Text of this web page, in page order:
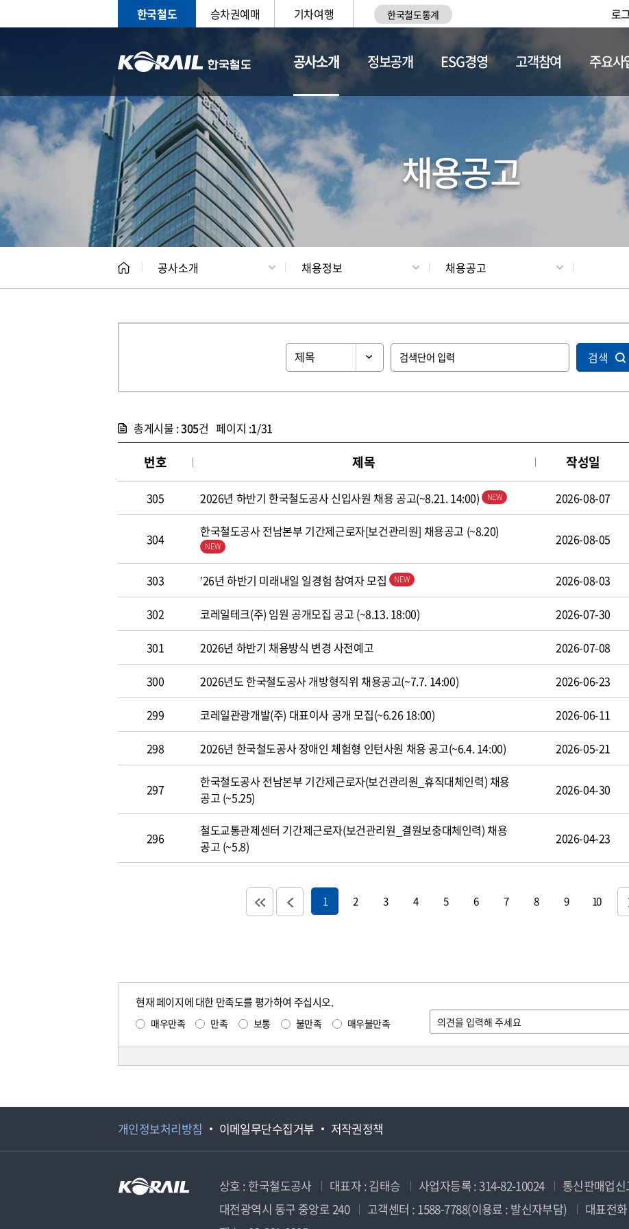
한국철도 승차권예매 기차여행 한국철도통계 로
공사소개
CEO 일반현황 채용정보
정보공개 ESG경영 고객참여 주요사
채용공고
공사소개 채용정보 채용공고
검색
총게시물 :305건 페이지 :1/31
번호 제목 작성일
305 2026년 하반기 한국철도공사 신입사원 채용 공고(~8.21. 14:00) 2026-08-07
304 한국철도공사 전남본부 기간제근로자[보건관리원] 채용공고 (~8.20) 2026-08-05
303 ’26년 하반기 미래내일 일경험 참여자 모집 2026-08-03
302 코레일테크(주) 임원 공개모집 공고 (~8.13. 18:00) 2026-07-30
301 2026년 하반기 채용방식 변경 사전예고 2026-07-08
300 2026년도 한국철도공사 개방형직위 채용공고(~7.7. 14:00) 2026-06-23
299 코레일관광개발(주) 대표이사 공개 모집(~6.26 18:00) 2026-06-11
298 2026년 한국철도공사 장애인 체험형 인턴사원 채용 공고(~6.4. 14:00) 2026-05-21
297
한국철도공사 전남본부 기간제근로자(보건관리원_휴직대체인력) 채용
공고 (~5.25)
2026-04-30
296
철도교통관제센터 기간제근로자(보건관리원_결원보충대체인력) 채용
공고 (~5.8)
2026-04-23
1 2 3 4 5 6 7 8 9 10
현재 페이지에 대한 만족도를 평가하여 주십시오.
매우만족 만족 보통 불만족 매우불만족
개인정보처리방침 이메일무단수집거부 저작권정책
상호 : 한국철도공사 대표자 : 김태승 사업자등록 : 314-82-10024
통신판매업
대전광역시 동구 중앙로 240
고객센터 : 1588-7788(이용료 : 발신자부담)
대표전